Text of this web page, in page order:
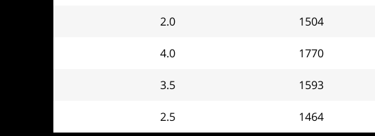
1504
2.0
1770
4.0
1593
3.5
1464
2.5